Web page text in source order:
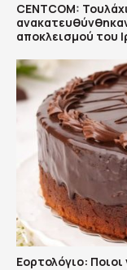
CENTCOM:
αποκλεισμού του
Εορτολόγιο: